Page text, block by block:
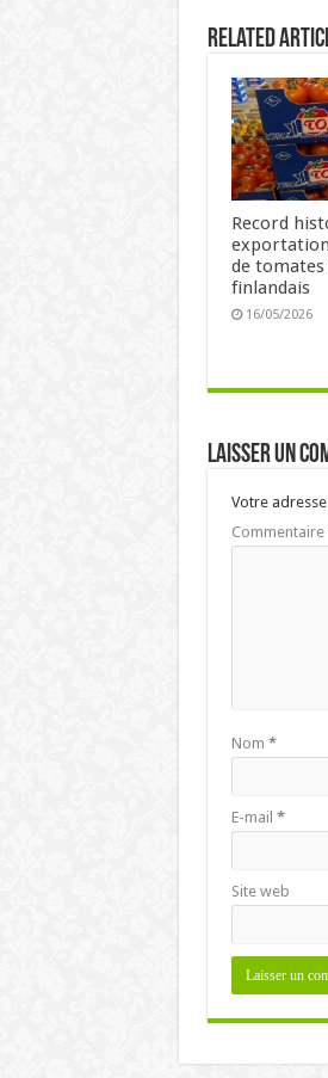
Related
Record
de
finlandais
16/05/2026
Laisser un
Votre
Commentaire
Nom *
E-mail *
Site web